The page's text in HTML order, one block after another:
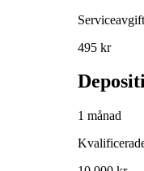
Serviceavgift
495 kr
1 månad